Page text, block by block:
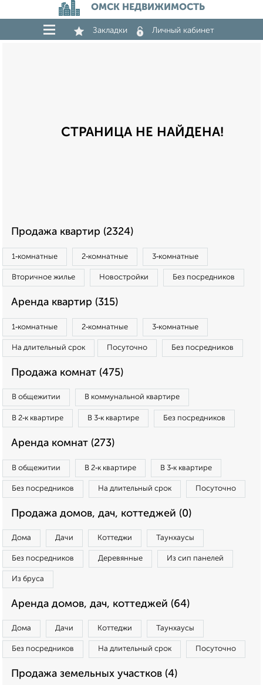
ОМСК НЕДВИЖИМОСТЬ
Закладки Личный кабинет
СТРАНИЦА НЕ НАЙДЕНА!
Продажа квартир (2324)
1‑комнатные 2‑комнатные 3‑комнатные
Вторичное жилье Новостройки Без посредников
Аренда квартир (315)
1‑комнатные 2‑комнатные 3‑комнатные
На длительный срок Посуточно Без посредников
Продажа комнат (475)
В общежитии В коммунальной квартире
В 2‑к квартире В 3‑к квартире Без посредников
Аренда комнат (273)
В общежитии В 2‑к квартире В 3‑к квартире
Без посредников На длительный срок Посуточно
Продажа домов, дач, коттеджей (0)
Дома Дачи Коттеджи Таунхаусы
Без посредников Деревянные Из сип панелей
Из бруса
Аренда домов, дач, коттеджей (64)
Дома Дачи Коттеджи Таунхаусы
Без посредников На длительный срок Посуточно
Продажа земельных участков (4)